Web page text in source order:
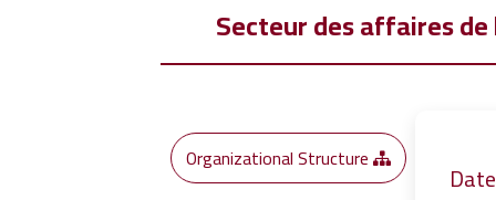
Secteur des affaires
Organizational Structure